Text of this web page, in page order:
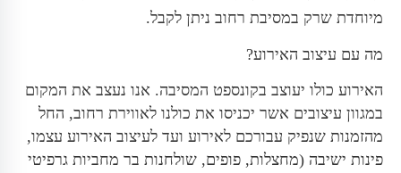
מיוחדת שרק במסיבת רחוב ניתן לקבל.
מה עם עיצוב האירוע?
האירוע כולו יעוצב בקונספט המסיבה. אנו נעצב את המקום
במגוון עיצובים אשר יכניסו את כולנו לאווירת רחוב, החל
מהזמנות שנפיק עבורכם לאירוע ועד לעיצוב האירוע עצמו,
פינות ישיבה (מחצלות, פופים, שולחנות בר מחביות גרפיטי